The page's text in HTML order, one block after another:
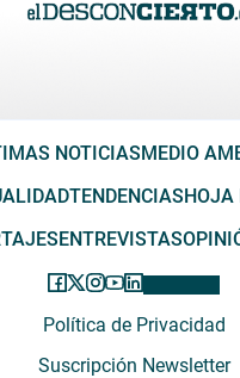
NOTICIASMEDIO
TENDENCIASHOJA
ENTREVISTAS
Política de Privacidad
Suscripción Newsletter